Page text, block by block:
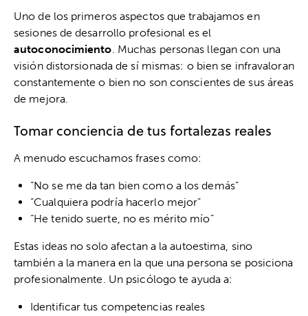
Uno de los primeros aspectos que trabajamos en
sesiones de desarrollo profesional es el
autoconocimiento. Muchas personas llegan con una
visión distorsionada de sí mismas: o bien se infravaloran
constantemente o bien no son conscientes de sus áreas
de mejora.
Tomar conciencia de tus fortalezas reales
A menudo escuchamos frases como:
“No se me da tan bien como a los demás”
“Cualquiera podría hacerlo mejor”
“He tenido suerte, no es mérito mío”
Estas ideas no solo afectan a la autoestima, sino
también a la manera en la que una persona se posiciona
profesionalmente. Un psicólogo te ayuda a:
Identificar tus competencias reales